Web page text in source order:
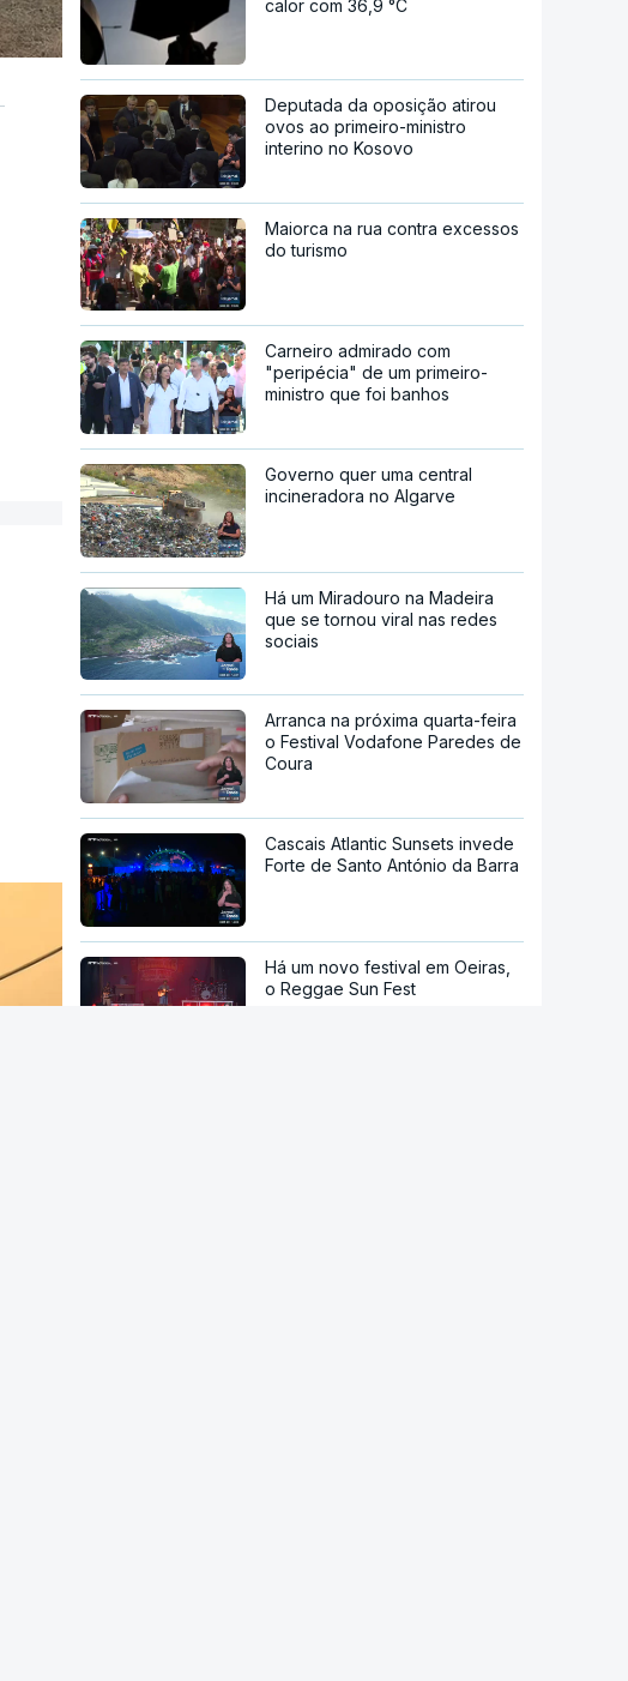
calor com 36,9 °C
Deputada da oposição atirou
ovos ao primeiro-ministro
interino no Kosovo
Maiorca na rua contra excessos
do turismo
Carneiro admirado com
"peripécia" de um primeiro-
ministro que foi banhos
Governo quer uma central
incineradora no Algarve
Há um Miradouro na Madeira
que se tornou viral nas redes
sociais
Arranca na próxima quarta-feira
o Festival Vodafone Paredes de
Coura
Cascais Atlantic Sunsets invede
Forte de Santo António da Barra
Há um novo festival em Oeiras,
o Reggae Sun Fest